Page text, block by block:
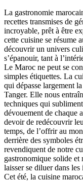
La gastronomie
recettes transmises de
incroyable, prêt à être
cette cuisine se résume
découvrir un univers
s’épanouir, tant à
Le Maroc ne peut se
simples étiquettes. La
qui dépasse largement
Tanger. Elle nous
techniques qui
dévouement de chaque
devoir de redécouvrir
temps, de l’offrir au
derrière des symboles
revendiquent de notre
gastronomique solide et
laisser se diluer dans
Cet été, la cuisine